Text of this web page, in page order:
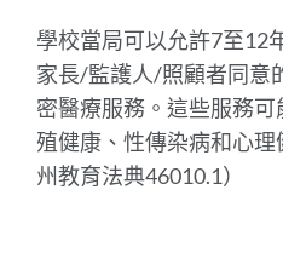
學校當局可以允許7至12
家長/監護人/照顧者同意
密醫療服務。這些服務
殖健康、性傳染病和心
州教育法典46010.1）